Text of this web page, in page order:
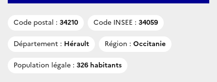
Code postal : 34210 Code INSEE : 34059
Département : Hérault Région : Occitanie
Population légale : 326 habitants